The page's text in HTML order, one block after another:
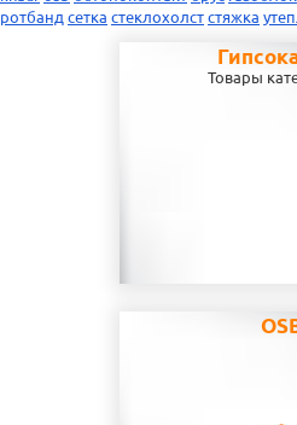
ротбанд сетка стеклохолстстяжка
Товары